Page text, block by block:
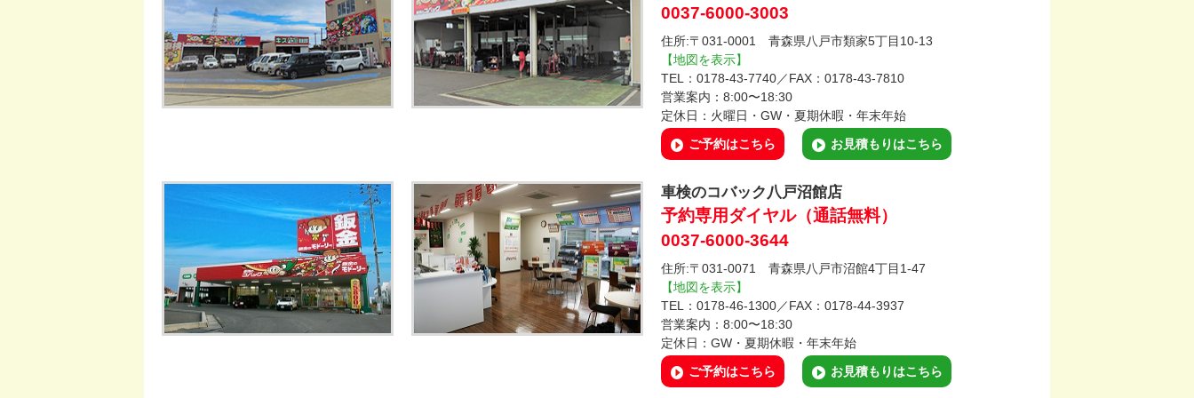
0037-6000-3003
住所:〒031-0001 青森県八戸市類家5丁目10-13
【地図を表示】
TEL：0178-43-7740／FAX：0178-43-7810
営業案内：8:00〜18:30
定休日：火曜日・GW・夏期休暇・年末年始
ご予約はこちら
お見積もりはこちら
車検のコバック八戸沼館店
予約専用ダイヤル（通話無料）
0037-6000-3644
住所:〒031-0071 青森県八戸市沼館4丁目1-47
【地図を表示】
TEL：0178-46-1300／FAX：0178-44-3937
営業案内：8:00〜18:30
定休日：GW・夏期休暇・年末年始
ご予約はこちら
お見積もりはこちら